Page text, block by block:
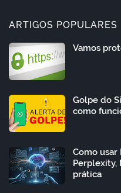
ARTIGOS POPULARES
Vamos
Golpe do
como
Como usar
Perplexity,
prática